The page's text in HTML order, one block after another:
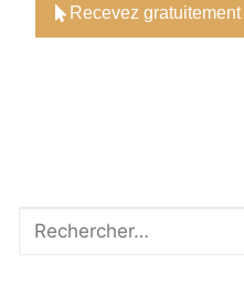
Recevez
Rechercher